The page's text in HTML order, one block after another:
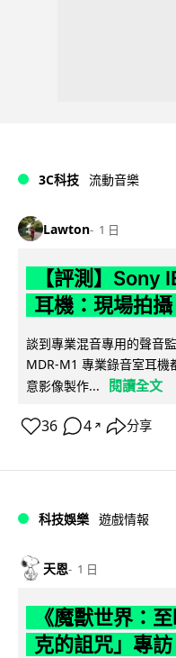
3C科技 流動音樂
Lawton 1 日
【評測】Sony
耳機：現場拍
談到專業混音專用的聲音
MDR-M1 專業錄音室耳機
意影像製作...
閱讀全文
36 4 ↗ 分享
科技娛樂 遊戲情報
天恩 1 日
《魔獸世界：
克的詛咒」專